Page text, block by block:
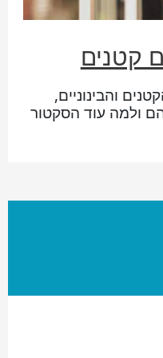
קטנים
והבינוניים,
ולמה עוד הסקטור